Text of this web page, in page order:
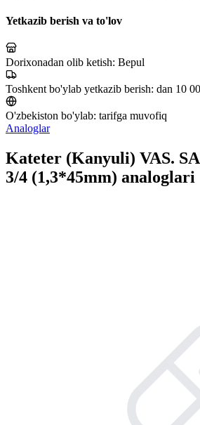
Yetkazib berish va to'lov
Dorixonadan olib ketish: Bepul
Toshkent bo'ylab yetkazib berish: dan 10
O'zbekiston bo'ylab: tarifga muvofiq
Analoglar
Kateter (Kanyuli) VAS.
3/4 (1,3*45mm) analoglari